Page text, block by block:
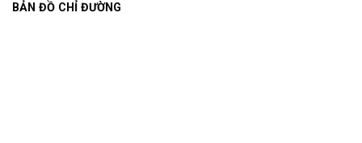
BẢN ĐỒ CHỈ ĐƯỜNG